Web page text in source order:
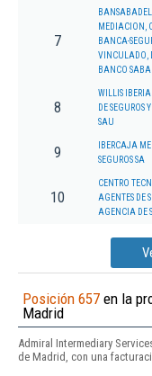
7
MEDIACION,
BANCA-
VINCULADO,
BANCO
8
WILLIS
DE SEGUROS
SAU
9
IBERCAJA
SEGUROS SA
10
CENTRO
AGENTES DE
AGENCIA DE
Posición 657 en la
Madrid
Admiral Intermediary
de Madrid, con una